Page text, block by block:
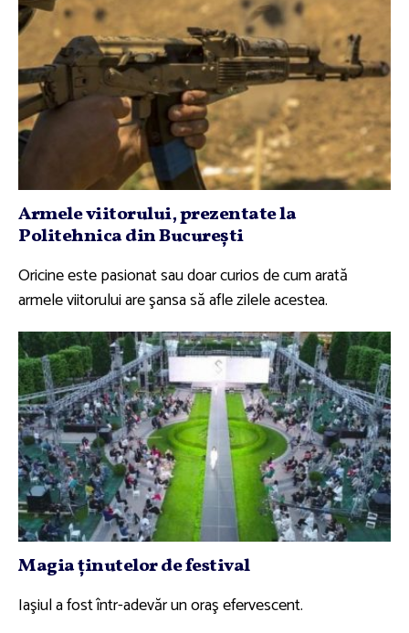
Armele viitorului, prezentate la
Politehnica din Bucureşti
Oricine este pasionat sau doar curios de cum arată
armele viitorului are şansa să afle zilele acestea.
Magia ţinutelor de festival
Iaşiul a fost într-adevăr un oraş efervescent.